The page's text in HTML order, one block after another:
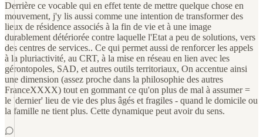
Derrière ce vocable qui en effet tente de mettre quelque chose en
mouvement, j'y lis aussi comme une intention de transformer des
lieux de résidence associés à la fin de vie et à une image
durablement détériorée contre laquelle l'Etat a peu de solutions, vers
des centres de services.. Ce qui permet aussi de renforcer les appels
à la pluriactivité, au CRT, à la mise en réseau en lien avec les
gérontopoles, SAD, et autres outils territoriaux, On accentue ainsi
une dimension (assez proche dans la philosophie des autres
FranceXXXX) tout en gommant ce qu'on plus de mal à assumer =
le 'dernier' lieu de vie des plus âgés et fragiles - quand le domicile ou
la famille ne tient plus. Cette dynamique peut avoir du sens.